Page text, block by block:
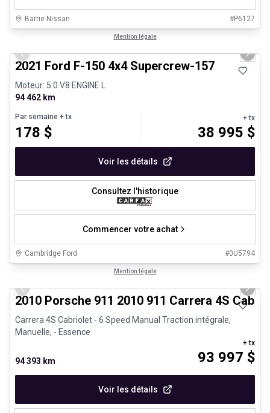
Barrie Nissan #P6127
Mention légale
Previous slide Next
2021 Ford F-150 4x4 Supercrew-157
Moteur: 5.0 V8 ENGINE L
94 462 km
Par semaine + tx
178 $
+ tx
38 995 $
Voir les détails
Consultez l'historique
Commencer votre achat
Cambridge Ford #0U5794
Mention légale
Previous slide Next
2010 Porsche 911 2010 911 Carrera 4S
Carrera 4S Cabriolet - 6 Speed Manual Traction intégrale,
Manuelle, - Essence
94 393 km 93 997 $
+ tx
Voir les détails